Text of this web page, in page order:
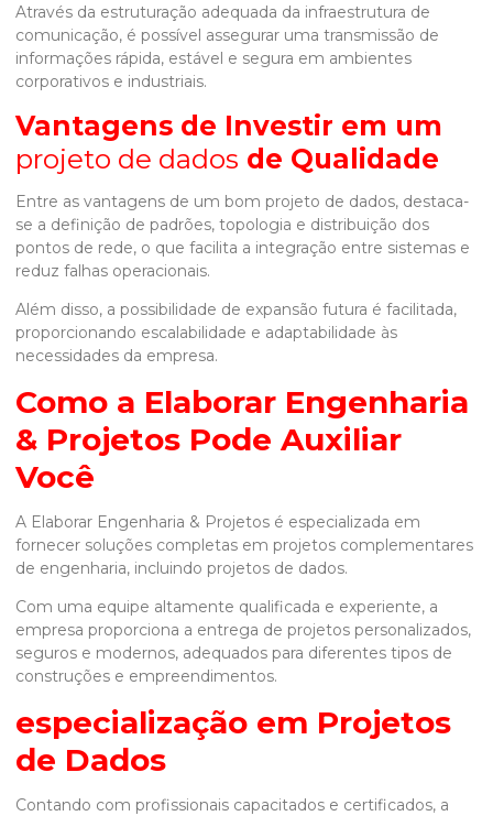
Através da estruturação adequada da infraestrutura de
comunicação, é possível assegurar uma transmissão de
informações rápida, estável e segura em ambientes
corporativos e industriais.
Vantagens de Investir em um
projeto de dados de Qualidade
Entre as vantagens de um bom projeto de dados, destaca-
se a definição de padrões, topologia e distribuição dos
pontos de rede, o que facilita a integração entre sistemas e
reduz falhas operacionais.
Além disso, a possibilidade de expansão futura é facilitada,
proporcionando escalabilidade e adaptabilidade às
necessidades da empresa.
Como a Elaborar Engenharia
& Projetos Pode Auxiliar
Você
A Elaborar Engenharia & Projetos é especializada em
fornecer soluções completas em projetos complementares
de engenharia, incluindo projetos de dados.
Com uma equipe altamente qualificada e experiente, a
empresa proporciona a entrega de projetos personalizados,
seguros e modernos, adequados para diferentes tipos de
construções e empreendimentos.
especialização em Projetos
de Dados
Contando com profissionais capacitados e certificados, a